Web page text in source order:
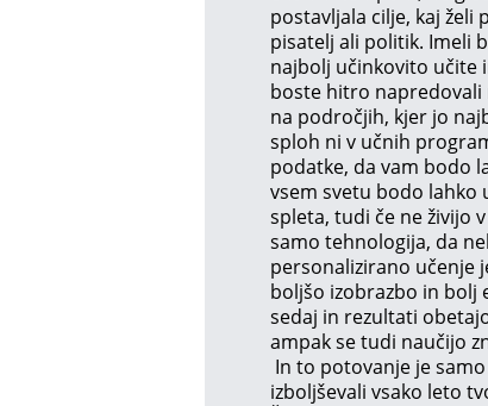
postavljala cilje, kaj želi
pisatelj ali politik. Imeli
najbolj učinkovito učite
boste hitro napredovali
na področjih, kjer jo
sploh ni v učnih
podatke, da vam bodo
vsem svetu bodo
spleta, tudi če ne živijo
samo tehnologija, da
personalizirano učenje
boljšo izobrazbo in bolj
sedaj in rezultati
ampak se tudi naučijo
In to potovanje je
izboljševali vsako leto